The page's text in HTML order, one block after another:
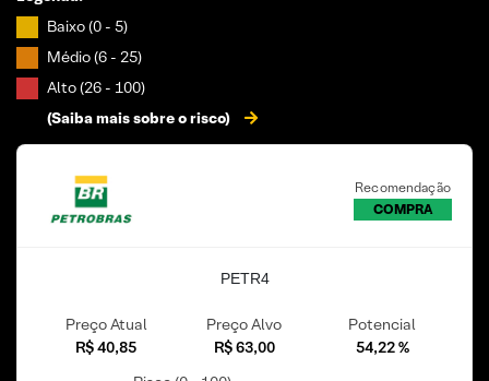
Baixo (0 - 5)
Médio (6 - 25)
Alto (26 - 100)
(Saiba mais sobre o risco)
Recomendação
COMPRA
PETR4
Preço Atual
R$ 40,85
Preço Alvo
R$ 63,00
Potencial
54,22 %